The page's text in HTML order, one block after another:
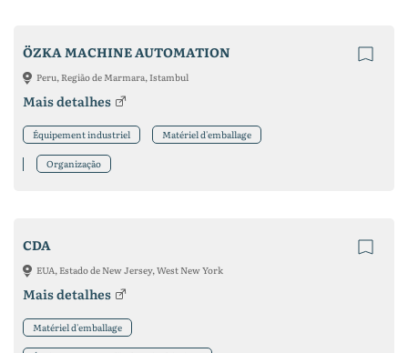
ÖZKA MACHINE AUTOMATION
Peru, Região de Marmara, Istambul
Mais detalhes
Équipement industriel Matériel d'emballage
Organização
CDA
EUA, Estado de New Jersey, West New York
Mais detalhes
Matériel d'emballage